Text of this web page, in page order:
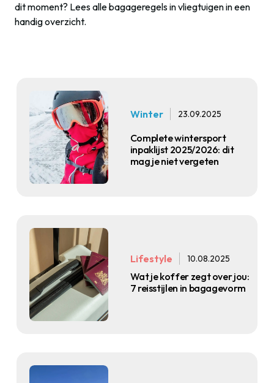
dit moment? Lees alle bagageregels in vliegtuigen in een
handig overzicht.
Complete wintersport
inpaklijst 2025/2026: dit
mag je niet vergeten
Winter 23.09.2025
Lifestyle 10.08.2025
Wat je koffer zegt over jou:
7 reisstijlen in bagagevorm